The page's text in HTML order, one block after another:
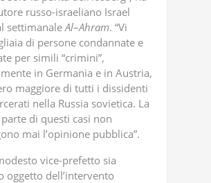
russo-israeliano Israel
settimanaleAl–Ahram. “Vi
di persone condannate e
per simili “crimini”,
in Germania e in Austria,
maggiore di tutti i dissidenti
nella Russia sovietica. La
di questi casi non
mai l’opinione pubblica”.
vice-prefetto sia
oggetto dell’intervento